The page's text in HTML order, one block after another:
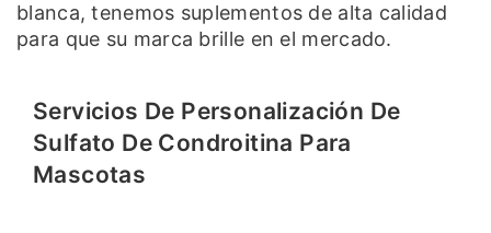
blanca, tenemos suplementos de alta calidad
para que su marca brille en el mercado.
Servicios De Personalización De
Sulfato De Condroitina Para
Mascotas